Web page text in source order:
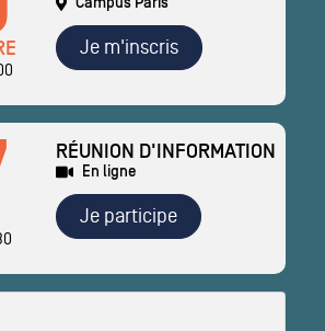
Je m'inscris
RÉUNION D'INFORMATION
En ligne
Je participe